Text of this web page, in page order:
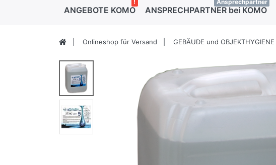
ANGEBOTE KOMO
!
ANSPRECHPARTNER bei KOMO
Ansprechpartner
Onlineshop für Versand GEBÄUDE und OBJEKTHYGIENE